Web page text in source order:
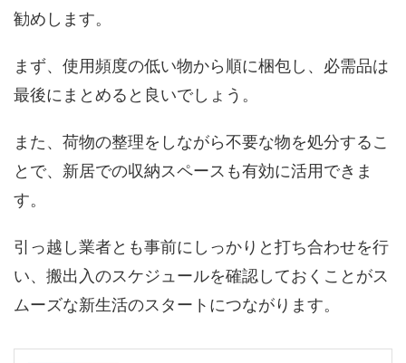
勧めします。
まず、使用頻度の低い物から順に梱包し、必需品は
最後にまとめると良いでしょう。
また、荷物の整理をしながら不要な物を処分するこ
とで、新居での収納スペースも有効に活用できま
す。
引っ越し業者とも事前にしっかりと打ち合わせを行
い、搬出入のスケジュールを確認しておくことがス
ムーズな新生活のスタートにつながります。